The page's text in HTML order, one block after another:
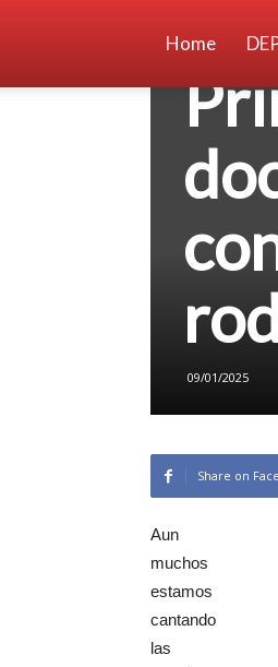
Home
Si
09/01/2025
Share on
Aun
muchos
estamos
cantando
las